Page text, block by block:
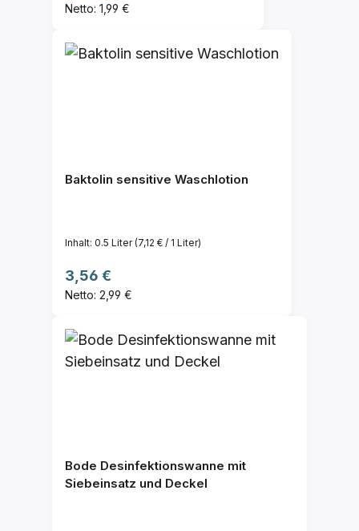
Netto: 1,99 €
Baktolin sensitive Waschlotion
Inhalt: 0.5 Liter(7,12 € / 1 Liter)
Regulärer Preis:
3,56 €
Netto: 2,99 €
Bode Desinfektionswanne mit
Siebeinsatz und Deckel